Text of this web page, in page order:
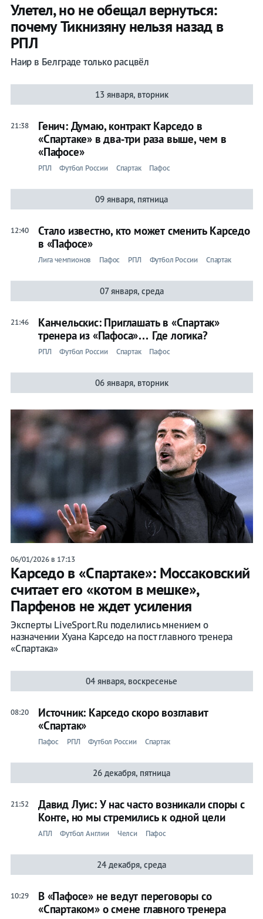
Улетел, но не обещал вернуться:
почему Тикнизяну нельзя назад в
РПЛ
Наир в Белграде только расцвёл
13 января, вторник
21:38
Генич: Думаю, контракт Карседо в
«Спартаке» в два‑три раза выше, чем в
«Пафосе»
РПЛ Футбол России Спартак Пафос
09 января, пятница
12:40
Стало известно, кто может сменить Карседо
в «Пафосе»
Лига чемпионов Пафос РПЛ Футбол России Спартак
07 января, среда
21:46
Канчельскис: Приглашать в «Спартак»
тренера из «Пафоса»… Где логика?
РПЛ Футбол России Спартак Пафос
06 января, вторник
06/01/2026 в 17:13
Карседо в «Спартаке»: Моссаковский
считает его «котом в мешке»,
Парфенов не ждет усиления
Эксперты LiveSport.Ru поделились мнением о
назначении Хуана Карседо на пост главного тренера
«Спартака»
04 января, воскресенье
08:20
Источник: Карседо скоро возглавит
«Спартак»
Пафос РПЛ Футбол России Спартак
26 декабря, пятница
21:52
Давид Луис: У нас часто возникали споры с
Конте, но мы стремились к одной цели
АПЛ Футбол Англии Челси Пафос
24 декабря, среда
10:29
В «Пафосе» не ведут переговоры со
«Спартаком» о смене главного тренера